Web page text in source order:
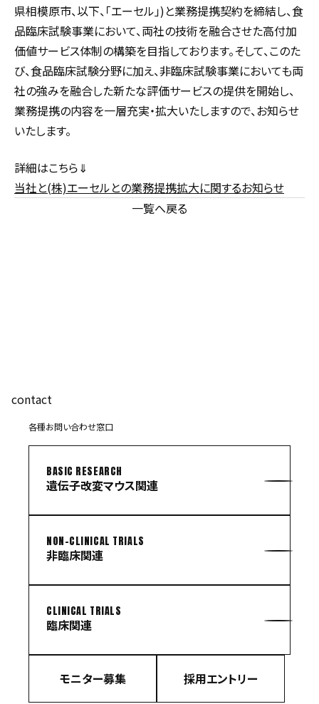
県相模原市、以下、｢エーセル｣)と業務提携契約を締結し、食
品臨床試験事業において、両社の技術を融合させた高付加
価値サービス体制の構築を目指しております。そして、このた
び、食品臨床試験分野に加え、非臨床試験事業においても両
社の強みを融合した新たな評価サービスの提供を開始し、
業務提携の内容を一層充実・拡大いたしますので、お知らせ
いたします。
詳細はこちら⇓
当社と(株)エーセルとの業務提携拡大に関するお知らせ
一覧へ戻る
contact
各種お問い合わせ窓口
遺伝子改変マウス関連
BASIC RESEARCH
非臨床関連
NON-CLINICAL TRIALS
臨床関連
CLINICAL TRIALS
モニター募集 採用エントリー